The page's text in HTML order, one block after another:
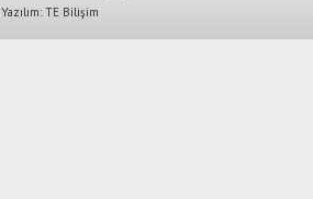
Yazılım: TE Bilişim